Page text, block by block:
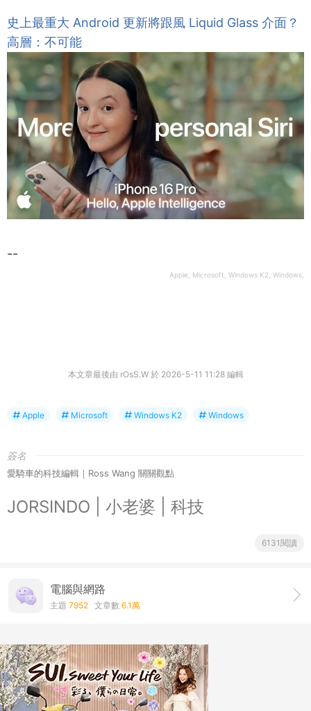
史上最重大 Android 更新將跟風 Liquid Glass 介面？
高層：不可能
--
Apple, Microsoft, Windows K2, Windows,
本文章最後由 rOsS.W 於 2026-5-11 11:28 編輯
Apple Microsoft Windows K2 Windows
簽名
愛騎車的科技編輯｜Ross Wang 關關觀點
JORSINDO | 小老婆 | 科技
6131閱讀
電腦與網路
主題 7952 文章數 6.1萬